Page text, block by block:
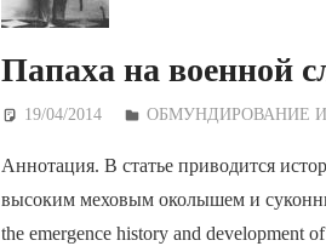
Папаха на военной
19/04/2014 Дежурный по Редакции
ОБМУНДИРОВАНИЕ
Аннотация. В статье приводится
высоким меховым околышем и
the emergence history and development